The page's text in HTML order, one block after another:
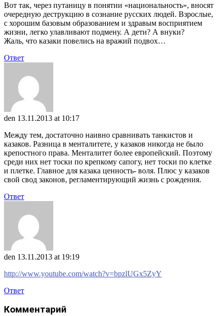
Вот так, через путаницу в понятии «национальность», вносят
очередную деструкцию в сознание русских людей. Взрослые,
с хорошим базовым образованием и здравым восприятием
жизни, легко улавливают подмену. А дети? А внуки?
Жаль, что казаки повелись на вражий подвох…
Ответ
den 13.11.2013 at 10:17
Между тем, достаточно наивно сравнивать танкистов и
казаков. Разница в менталитете, у казаков никогда не было
крепостного права. Менталитет более европейский. Поэтому
среди них нет тоски по крепкому сапогу, нет тоски по клетке
и плетке. Главное для казака ценность- воля. Плюс у казаков
свой свод законов, регламентирующий жизнь с рождения.
Ответ
den 13.11.2013 at 19:19
http://www.youtube.com/watch?v=bpzlUGx5ZyY
Ответ
Комментарий